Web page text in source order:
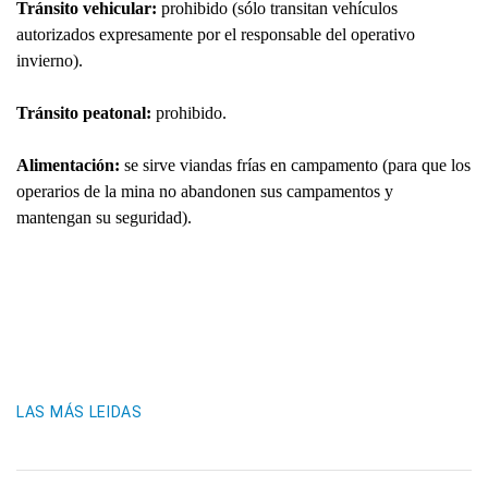
Tránsito vehicular: prohibido (sólo transitan vehículos
autorizados expresamente por el responsable del operativo
invierno).
Tránsito peatonal: prohibido.
Alimentación: se sirve viandas frías en campamento (para que los
operarios de la mina no abandonen sus campamentos y
mantengan su seguridad).
LAS MÁS LEIDAS